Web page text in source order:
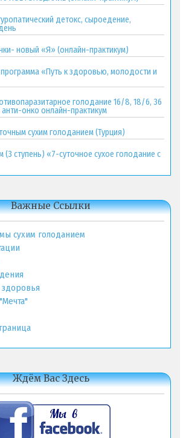
детокс, сыроедение,
новый «Я» (онлайн-практикум)
голодание 16/8, 18/6, 36
3х сут. СГ + анти-онко онлайн-практикум
сухим голоданием (Турция)
(3 ступень) «7-суточное сухое голодание с
Важные Ссылки
сухим голоданием
Ждём Вас Здесь